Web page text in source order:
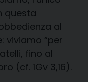
questa
al
viviamo “per
fino al
(cf. 1Gv 3,16).